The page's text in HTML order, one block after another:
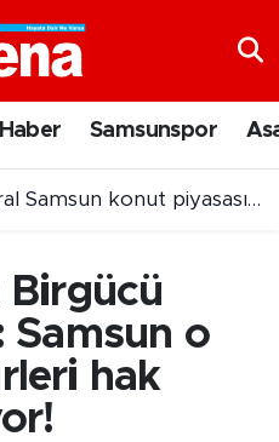
Samsunspor
Birgücü
Samsun o
hak
ve Fikstür